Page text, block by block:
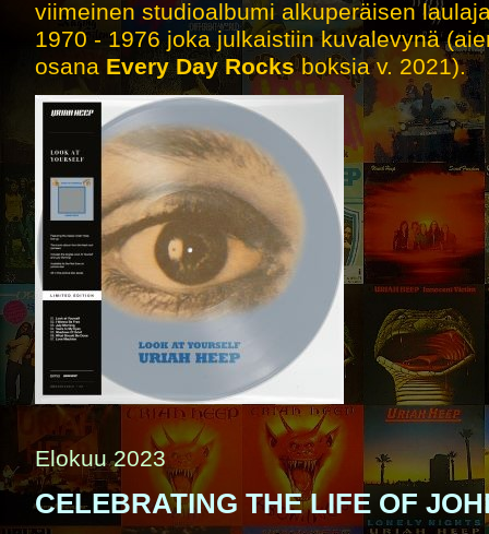
viimeinen studioalbumi alkuperäisen
1970 - 1976 joka julkaistiin kuvalevynä
osana Every Day Rocksboksia v. 2021).
Elokuu 2023
CELEBRATING THE LIFE OF